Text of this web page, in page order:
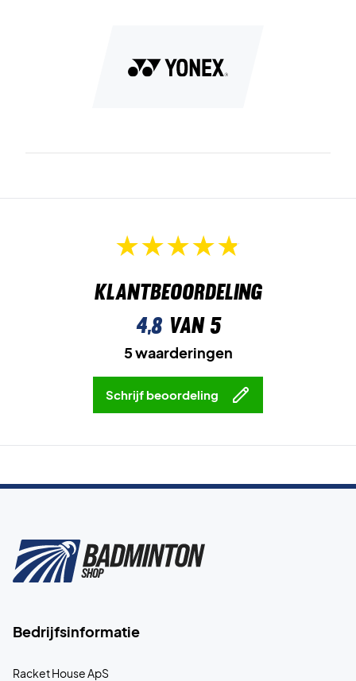
Klantbeoordeling
4,8van 5
5 waarderingen
Schrijf beoordeling
Bedrijfsinformatie
Racket House ApS